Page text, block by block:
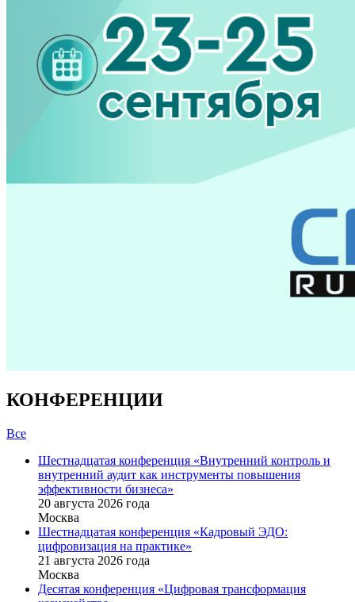
КОНФЕРЕНЦИИ
Все
Шестнадцатая конференция «Внутренний контроль и
внутренний аудит как инструменты повышения
эффективности бизнеса»
20 августа 2026 года
Москва
Шестнадцатая конференция «Кадровый ЭДО:
цифровизация на практике»
21 августа 2026 года
Москва
Десятая конференция «Цифровая трансформация